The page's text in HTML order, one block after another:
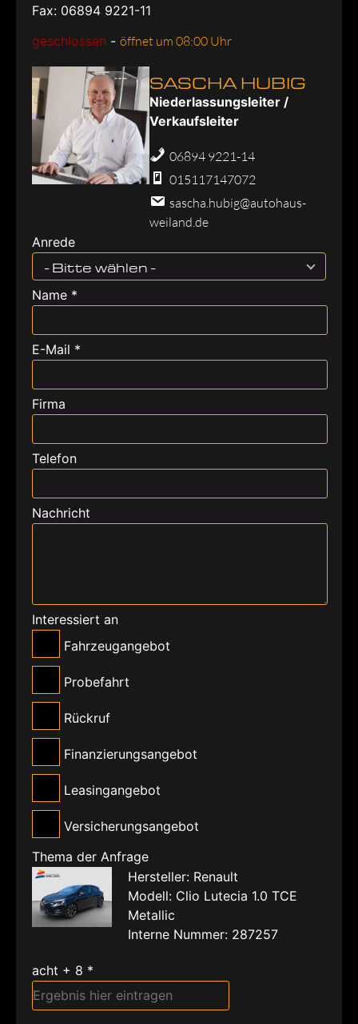
Fax: 06894 9221-11
geschlossen - öffnet um 08:00 Uhr
SASCHA HUBIG
Niederlassungsleiter /
Verkaufsleiter
06894 9221-14
015117147072
sascha.hubig@autohaus-
weiland.de
Anrede
- Bitte wählen -
Name *
E-Mail *
Firma
Telefon
Nachricht
Interessiert an
Fahrzeugangebot
Probefahrt
Rückruf
Finanzierungsangebot
Leasingangebot
Versicherungsangebot
Thema der Anfrage
Hersteller: Renault
Modell: Clio Lutecia 1.0 TCE
Metallic
Interne Nummer: 287257
acht + 8 *